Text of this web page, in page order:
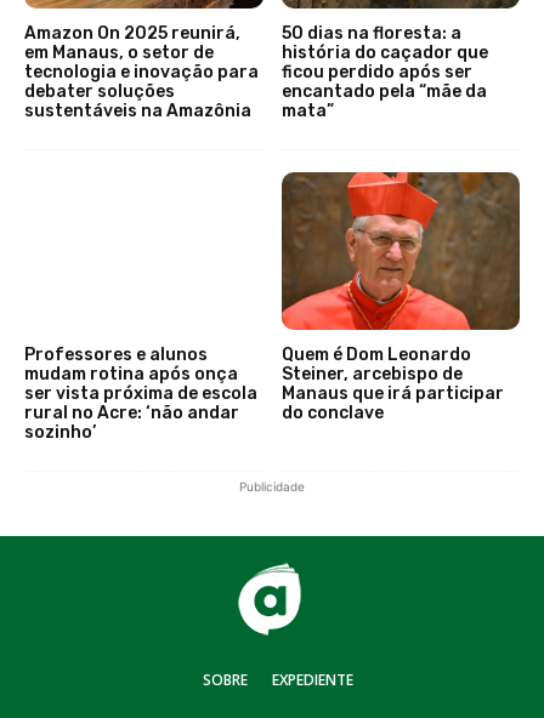
Amazon On 2025 reunirá,
em Manaus, o setor de
tecnologia e inovação para
debater soluções
sustentáveis na Amazônia
50 dias na floresta: a
história do caçador que
ficou perdido após ser
encantado pela “mãe da
mata”
Professores e alunos
mudam rotina após onça
ser vista próxima de escola
rural no Acre: ‘não andar
sozinho’
Quem é Dom Leonardo
Steiner, arcebispo de
Manaus que irá participar
do conclave
Publicidade
SOBRE EXPEDIENTE